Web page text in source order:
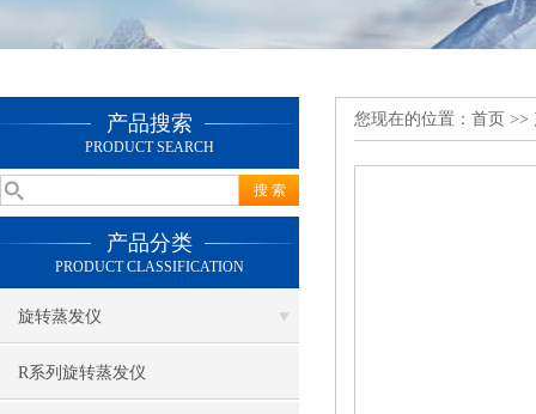
产品搜索
PRODUCT SEARCH
产品分类
PRODUCT CLASSIFICATION
旋转蒸发仪
R系列旋转蒸发仪
您现在的位置： 首页 >>